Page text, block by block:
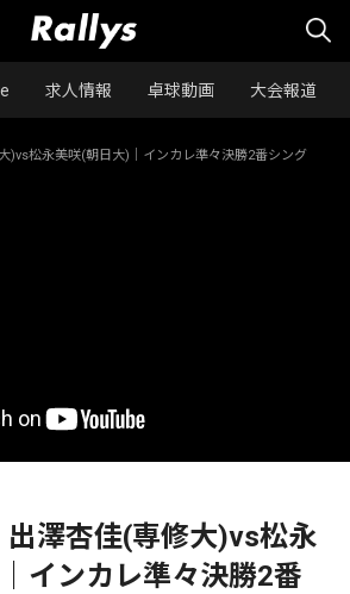
求人情報 卓球動画 大会報道
)vs松永美咲(朝日大)｜インカレ準々決勝2番シング
出澤杏佳(専修大)vs松永
インカレ準々決勝2番